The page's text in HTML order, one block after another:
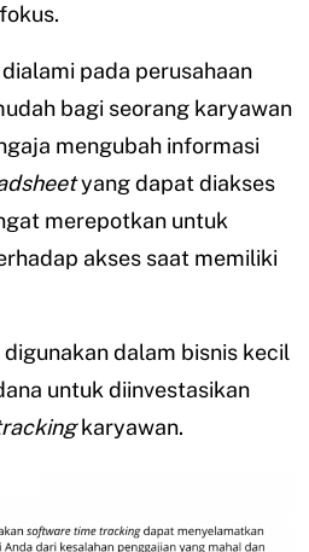
pada perusahaan
bagi seorang karyawan
mengubah informasi
yang dapat diakses
merepotkan untuk
akses saat memiliki
dalam bisnis kecil
untuk diinvestasikan
karyawan.